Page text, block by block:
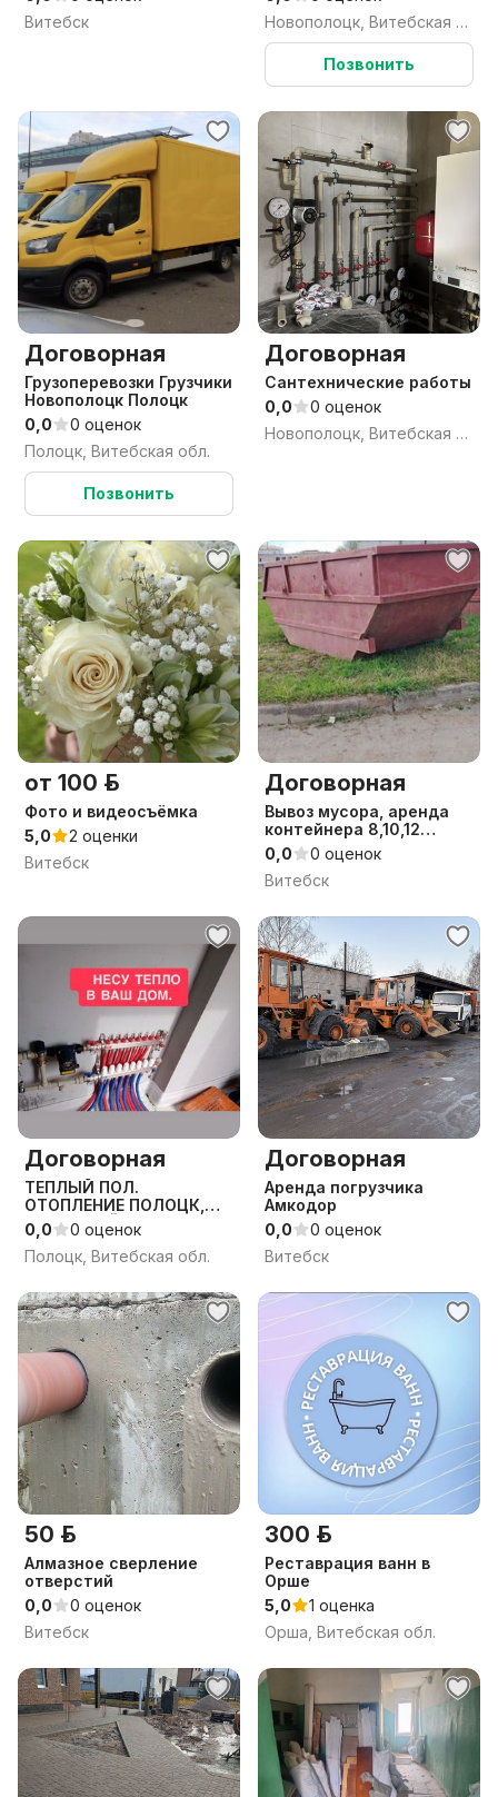
Витебск
Новополоцк, Витебская обл.
Позвонить
Договорная
Грузоперевозки Грузчики
Новополоцк Полоцк
0,0
0 оценок
Полоцк, Витебская обл.
Позвонить
Договорная
Сантехнические работы
0,0
0 оценок
Новополоцк, Витебская область
от 100 р.
Фото и видеосъёмка
5,0
2 оценки
Витебск
Договорная
Вывоз мусора, аренда
контейнера 8,10,12
кубов, помощ в погрузке,
демонтаж
0,0
0 оценок
Витебск
Договорная
ТЕПЛЫЙ ПОЛ.
ОТОПЛЕНИЕ ПОЛОЦК,
ПОЛОЦКИЙ Р-Н
0,0
0 оценок
Полоцк, Витебская обл.
Договорная
Аренда погрузчика
Амкодор
0,0
0 оценок
Витебск
50 р.
Алмазное сверление
отверстий
0,0
0 оценок
Витебск
300 р.
Реставрация ванн в
Орше
5,0
1 оценка
Орша, Витебская обл.